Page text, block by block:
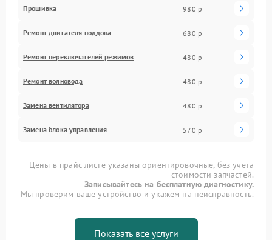
Прошивка 980 р
Ремонт двигателя поддона 680 р
Ремонт переключателей режимов 480 р
Ремонт волновода 480 р
Замена вентилятора 480 р
Замена блока управления 570 р
Цены в прайс-листе указаны ориентировочные, без учета
стоимости запчастей.
Записывайтесь на бесплатную диагностику.
Мы проверим ваше устройство и укажем на неисправность.
Показать все услуги